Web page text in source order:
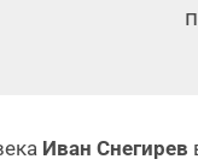
Иван Снегирев